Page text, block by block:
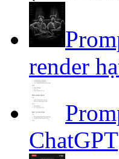
render
ChatGPT